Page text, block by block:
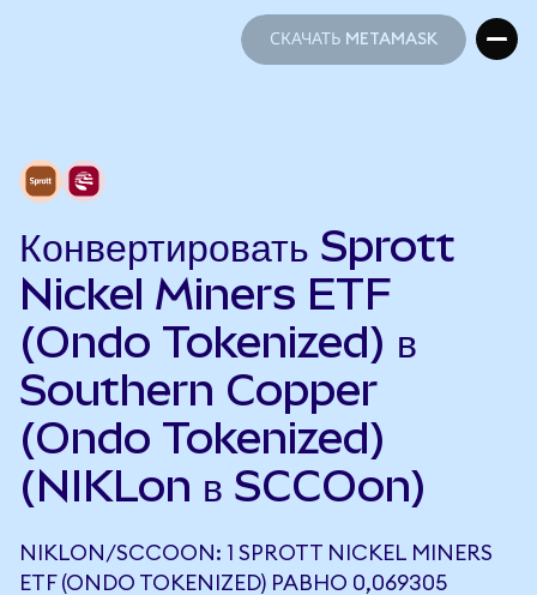
СКАЧАТЬ METAMASK
Конвертировать Sprott
Nickel Miners ETF
(Ondo Tokenized) в
Southern Copper
(Ondo Tokenized)
(NIKLon в SCCOon)
NIKLON/SCCOON: 1 SPROTT NICKEL MINERS
ETF (ONDO TOKENIZED) РАВНО 0,069305